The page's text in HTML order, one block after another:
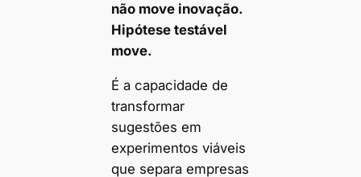
não move inovação.
Hipótese testável
move.
É a capacidade de
transformar
sugestões em
experimentos viáveis
que separa empresas